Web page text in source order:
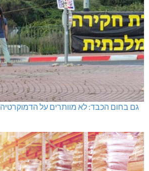
גם בחום הכבד: לא מוותרים על הדמוקרטיה